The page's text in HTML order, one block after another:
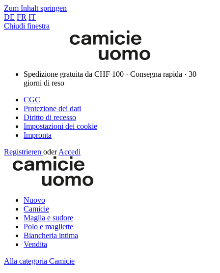
Zum Inhalt springen
DE FR IT
Chiudi finestra
Spedizione gratuita da CHF 100 · Consegna rapida · 30
giorni di reso
CGC
Protezione dei dati
Diritto di recesso
Impostazioni dei cookie
Impronta
Registrieren oder Accedi
Nuovo
Camicie
Maglia e sudore
Polo e magliette
Biancheria intima
Vendita
Alla categoria Camicie